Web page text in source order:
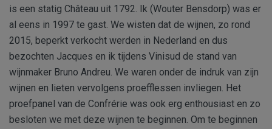
is een statig Château uit 1792. Ik (Wouter Bensdorp) was er
al eens in 1997 te gast. We wisten dat de wijnen, zo rond
2015, beperkt verkocht werden in Nederland en dus
bezochten Jacques en ik tijdens Vinisud de stand van
wijnmaker Bruno Andreu. We waren onder de indruk van zijn
wijnen en lieten vervolgens proefflessen invliegen. Het
proefpanel van de Confrérie was ook erg enthousiast en zo
besloten we met deze wijnen te beginnen. Om te beginnen